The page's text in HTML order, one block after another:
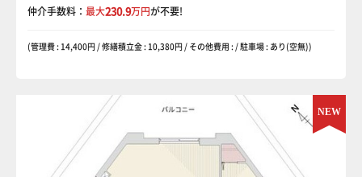
仲介手数料： 最大230.9万円が不要!
(管理費 : 14,400円 / 修繕積立金 : 10,380円 / その他費用 : / 駐車場 : あり(空無))